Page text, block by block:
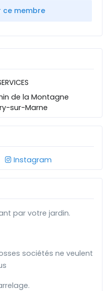
ce membre
de la Montagne
sur-Marne
Instagram
par votre jardin.
sociétés ne veulent